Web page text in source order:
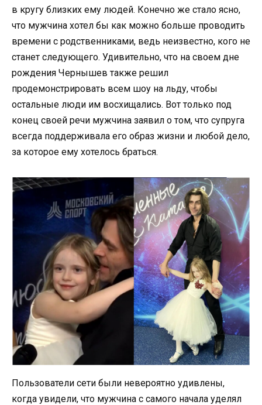
в кругу близких ему людей. Конечно же стало ясно,
что мужчина хотел бы как можно больше проводить
времени с родственниками, ведь неизвестно, кого не
станет следующего. Удивительно, что на своем дне
рождения Чернышев также решил
продемонстрировать всем шоу на льду, чтобы
остальные люди им восхищались. Вот только под
конец своей речи мужчина заявил о том, что супруга
всегда поддерживала его образ жизни и любой дело,
за которое ему хотелось браться.
Пользователи сети были невероятно удивлены,
когда увидели, что мужчина с самого начала уделял